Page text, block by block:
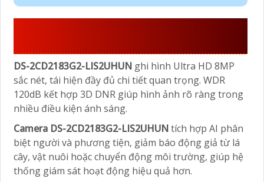
DS-2CD2183G2-LIS2UHUN ghi hình Ultra HD 8MP
sắc nét, tái hiện đầy đủ chi tiết quan trọng. WDR
120dB kết hợp 3D DNR giúp hình ảnh rõ ràng trong
nhiều điều kiện ánh sáng.
Camera DS-2CD2183G2-LIS2UHUNtích hợp AI phân
biệt người và phương tiện, giảm báo động giả từ lá
cây, vật nuôi hoặc chuyển động môi trường, giúp hệ
thống giám sát hoạt động hiệu quả hơn.